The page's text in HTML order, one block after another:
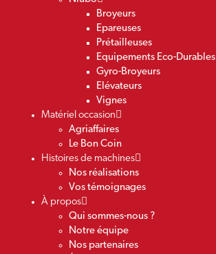
Broyeurs
Epareuses
Prétailleuses
Equipements Eco-Durables
Gyro-Broyeurs
Elévateurs
Vignes
Matériel occasion
Agriaffaires
Le Bon Coin
Histoires de machines
Nos réalisations
Vos témoignages
À propos
Qui sommes-nous ?
Notre équipe
Nos partenaires